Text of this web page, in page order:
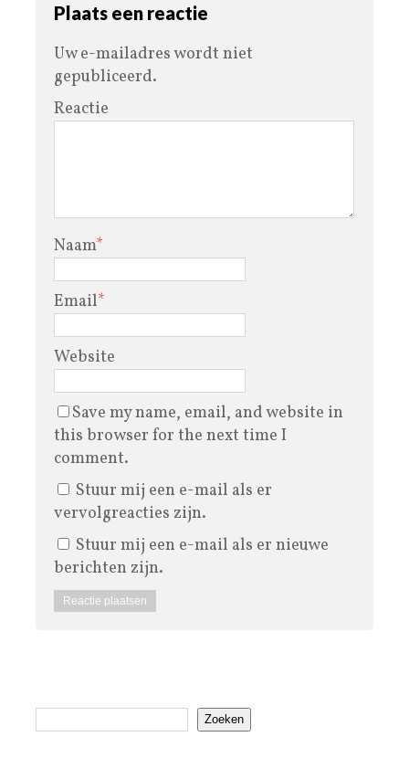
Plaats een reactie
Uw e-mailadres wordt niet
gepubliceerd.
Reactie
Naam*
Email*
Website
Save my name, email, and website in
this browser for the next time I
comment.
Stuur mij een e-mail als er
vervolgreacties zijn.
Stuur mij een e-mail als er nieuwe
berichten zijn.
Zoeken